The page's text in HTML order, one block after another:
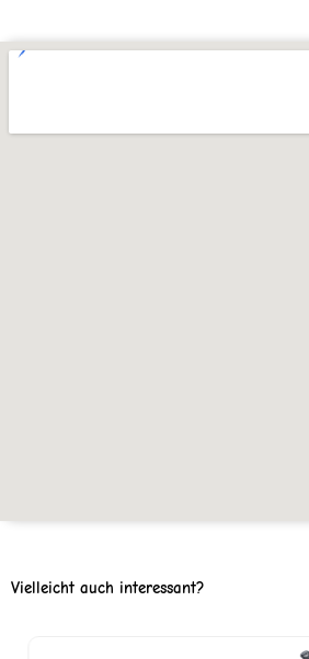
Vielleicht auch interessant?